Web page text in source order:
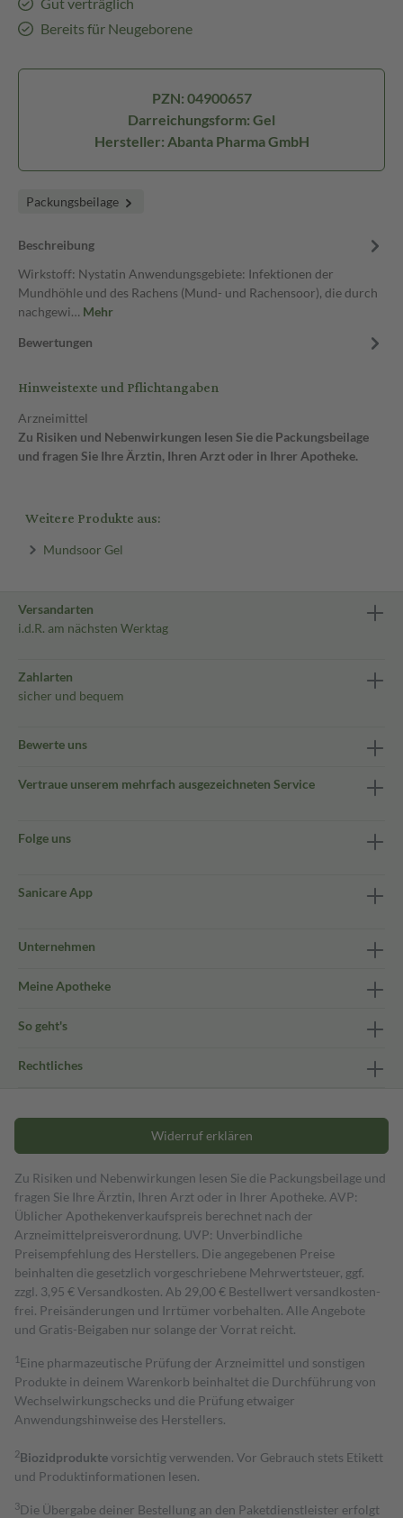
Bereits für Neugeborene
PZN: 04900657
Darreichungsform: Gel
Hersteller: Abanta Pharma GmbH
Packungsbeilage
Beschreibung
Wirkstoff: Nystatin Anwendungsgebiete: Infektionen der
Mundhöhle und des Rachens (Mund- und Rachensoor), die durch
nachgewi… Mehr
Bewertungen
Hinweistexte und Pflichtangaben
Arzneimittel
Zu Risiken und Nebenwirkungen lesen Sie die Packungsbeilage
und fragen Sie Ihre Ärztin, Ihren Arzt oder in Ihrer Apotheke.
Weitere Produkte aus:
Mundsoor Gel
Versandarten
i.d.R. am nächsten Werktag
Zahlarten
sicher und bequem
Bewerte uns
Vertraue unserem mehrfach ausgezeichneten Service
Folge uns
Sanicare App
Unternehmen
Meine Apotheke
So geht's
Rechtliches
Widerruf erklären
Zu Risiken und Nebenwirkungen lesen Sie die Packungsbeilage und
fragen Sie Ihre Ärztin, Ihren Arzt oder in Ihrer Apotheke. AVP:
Üblicher Apothekenverkaufspreis berechnet nach der
Arzneimittelpreisverordnung. UVP: Unverbindliche
Preisempfehlung des Herstellers. Die angegebenen Preise
beinhalten die gesetzlich vorgeschriebene Mehrwertsteuer, ggf.
zzgl. 3,95 € Versandkosten. Ab 29,00 € Bestell­wert versand­kosten­
frei. Preisänderungen und Irrtümer vorbehalten. Alle Angebote
und Gratis-Beigaben nur solange der Vorrat reicht.
1 Eine pharmazeutische Prüfung der Arzneimittel und sonstigen
Produkte in deinem Warenkorb beinhaltet die Durchführung von
Wechselwirkungschecks und die Prüfung etwaiger
Anwendungshinweise des Herstellers.
2Biozidproduktevorsichtig verwenden. Vor Gebrauch stets Etikett
und Produktinformationen lesen.
3Die Übergabe deiner Bestellung an den Paketdienstleister erfolgt